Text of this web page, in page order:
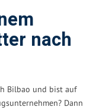
nach
Bilbao und bist auf
Dann